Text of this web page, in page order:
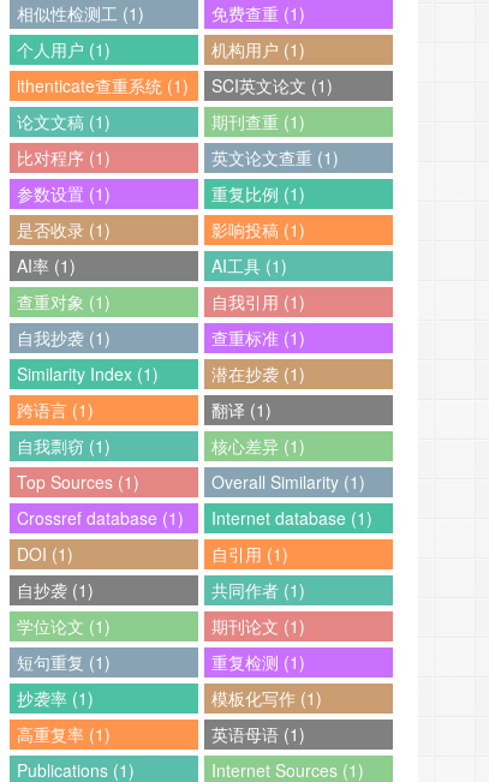
相似性检测工 (1)
免费查重 (1)
个人用户 (1)
机构用户 (1)
ithenticate查重系统 (1)
SCI英文论文 (1)
论文文稿 (1)
期刊查重 (1)
比对程序 (1)
英文论文查重 (1)
参数设置 (1)
重复比例 (1)
是否收录 (1)
影响投稿 (1)
AI率 (1)
AI工具 (1)
查重对象 (1)
自我引用 (1)
自我抄袭 (1)
查重标准 (1)
Similarity Index (1)
潜在抄袭 (1)
跨语言 (1)
翻译 (1)
自我剽窃 (1)
核心差异 (1)
Top Sources (1)
Overall Similarity (1)
Crossref database (1)
Internet database (1)
DOI (1)
自引用 (1)
自抄袭 (1)
共同作者 (1)
学位论文 (1)
期刊论文 (1)
短句重复 (1)
重复检测 (1)
抄袭率 (1)
模板化写作 (1)
高重复率 (1)
英语母语 (1)
Publications (1)
Internet Sources (1)